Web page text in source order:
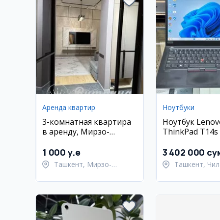
Аренда квартир
3-комнатная квартира
в аренду, Мирзо-
Ташкент
1 000 y.e
Ташкент, Мирзо-
Ноутбуки
Ноутбук
ThinkPad T14s
сенсорный
3 402 000
Ташкент,